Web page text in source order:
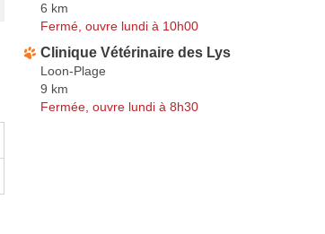
6 km
Fermé, ouvre lundi à 10h00
Clinique Vétérinaire des Lys
Loon-Plage
9 km
Fermée, ouvre lundi à 8h30